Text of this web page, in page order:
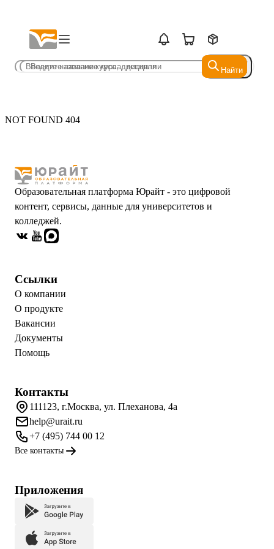
Найти
Найти
NOT FOUND 404
Образовательная платформа Юрайт - это цифровой
контент, сервисы, данные для университетов и
колледжей.
Ссылки
О компании
О продукте
Вакансии
Документы
Помощь
Контакты
111123, г.Москва, ул. Плеханова, 4а
help@urait.ru
+7 (495) 744 00 12
Все контакты
Приложения